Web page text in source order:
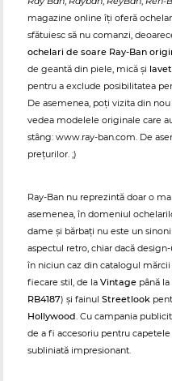
magazine online îți oferă
sfătuiesc să nu comanzi,
ochelari de soare Ray-Ban
de geantă din piele, mică și
pentru a exclude posibilitatea
De asemenea, poți vizita din
vedea modelele originale care
stâng: www.ray-ban.com. De
prețurilor. ;)
Ray-Ban nu reprezintă doar o
asemenea, în domeniul
dame și bărbați nu este un
aspectul retro, chiar dacă
în niciun caz din catalogul
fiecare stil, de la Vintage până la
RB4187) și fainul Streetlook
Hollywood. Cu campania
de a fi accesoriu pentru
subliniată impresionant.